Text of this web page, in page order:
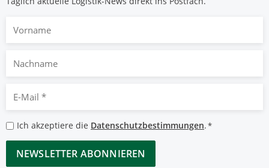
Nachname
Mail
*
Datenschutzbestimmungen
*
Ich akzeptiere die Datenschutzbestimmungen.*
CAPTCHA